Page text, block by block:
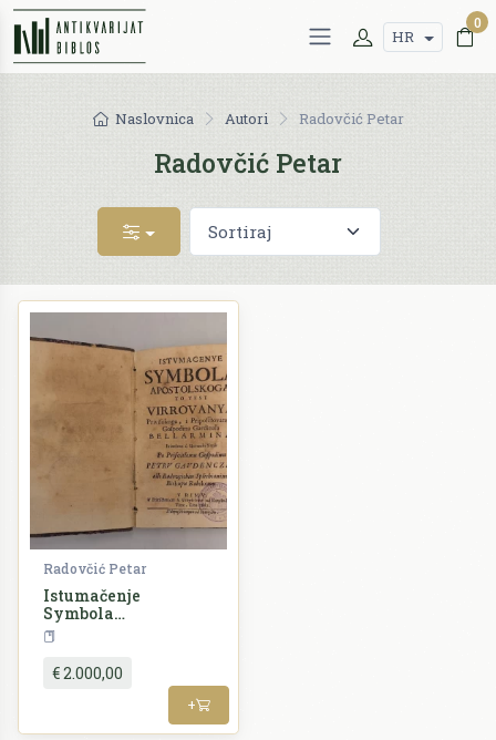
HR
0
Naslovnica Autori Radovčić Petar
Radovčić Petar
Radovčić Petar
Istumačenje
Symbola
apostolskoga to yest
virovanya
€ 2.000,00
+